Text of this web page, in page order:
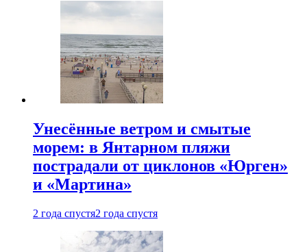
Унесённые ветром и смытые
морем: в Янтарном пляжи
пострадали от циклонов «Юрген»
и «Мартина»
2 года спустя2 года спустя